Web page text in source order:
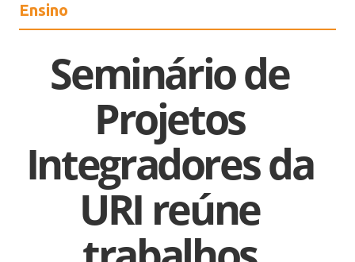
Ensino
Seminário de
Projetos
Integradores da
URI reúne